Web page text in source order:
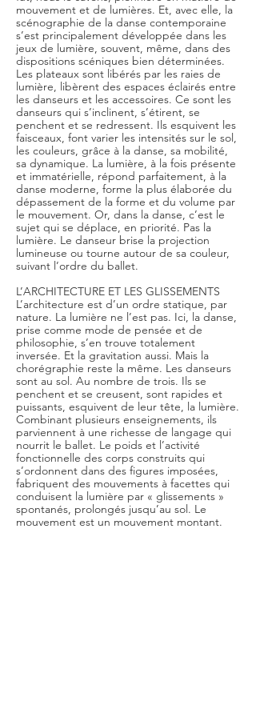
mouvement et de lumières. Et, avec elle, la
scénographie de la danse contemporaine
s’est principalement développée dans les
jeux de lumière, souvent, même, dans des
dispositions scéniques bien déterminées.
Les plateaux sont libérés par les raies de
lumière, libèrent des espaces éclairés entre
les danseurs et les accessoires. Ce sont les
danseurs qui s’inclinent, s’étirent, se
penchent et se redressent. Ils esquivent les
faisceaux, font varier les intensités sur le sol,
les couleurs, grâce à la danse, sa mobilité,
sa dynamique. La lumière, à la fois présente
et immatérielle, répond parfaitement, à la
danse moderne, forme la plus élaborée du
dépassement de la forme et du volume par
le mouvement. Or, dans la danse, c’est le
sujet qui se déplace, en priorité. Pas la
lumière. Le danseur brise la projection
lumineuse ou tourne autour de sa couleur,
suivant l’ordre du ballet.
L’ARCHITECTURE ET LES GLISSEMENTS
L’architecture est d’un ordre statique, par
nature. La lumière ne l’est pas. Ici, la danse,
prise comme mode de pensée et de
philosophie, s’en trouve totalement
inversée. Et la gravitation aussi. Mais la
chorégraphie reste la même. Les danseurs
sont au sol. Au nombre de trois. Ils se
penchent et se creusent, sont rapides et
puissants, esquivent de leur tête, la lumière.
Combinant plusieurs enseignements, ils
parviennent à une richesse de langage qui
nourrit le ballet. Le poids et l’activité
fonctionnelle des corps construits qui
s’ordonnent dans des figures imposées,
fabriquent des mouvements à facettes qui
conduisent la lumière par « glissements »
spontanés, prolongés jusqu’au sol. Le
mouvement est un mouvement montant.